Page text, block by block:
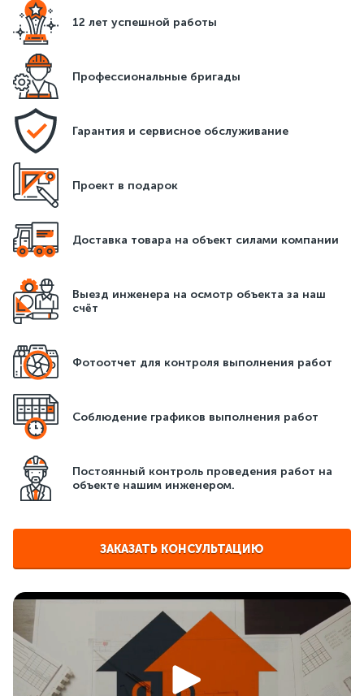
Комфортное состояние человека заключается в
минимизации перепадов температур, излишнего нагрева
тела или охлаждения, а также от влажности в помещении.
Все эти задачи решаются грамотной установкой системы
кондиционирования в доме, которую необходимо
запроектировать на этапе строительства.
Перечислим основные преимущества кондиционирования
помещения:
По необходимости кондиционер можно использовать
для увлажнения воздуха и для осушения.
Очищение воздуха, поступаемого с улицы.
Обеспечение необходимой циркуляции и обмена
воздуха.
температурой внутри помещения.
Благодаря системам
можно создать максимального комфорта при минимальных
затратах, если подойти к решению этого вопроса с
помощью проектирования кондиционирования.
Уровень комфорта и конечный результат, в том числе и
финансовый, зависит от:
грамотного распределения воздуха без холодных и
пустых зон;
чтобы обеспечить экономичный расход энергии;
уровня автоматизации и управления системой
кондиционирования;
качества обработки и подготовки поступаемого
воздуха;
12 лет успешной работы
Профессиональные бригады
Гарантия и сервисное обслуживание
Проект в подарок
Доставка товара на объект силами компании
Выезд инженера на осмотр объекта за наш
счёт
Фотоотчет для контроля выполнения работ
Соблюдение графиков выполнения работ
Постоянный контроль проведения работ на
объекте нашим инженером.
ЗАКАЗАТЬ КОНСУЛЬТАЦИЮ